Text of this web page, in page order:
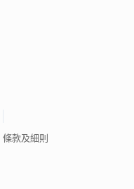
條款及細則